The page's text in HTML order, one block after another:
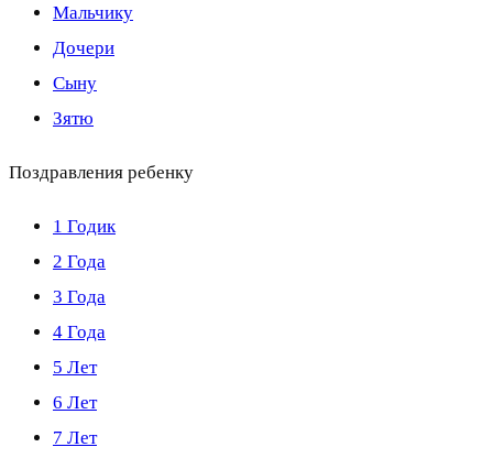
Мальчику
Дочери
Сыну
Зятю
Поздравления ребенку
1 Годик
2 Года
3 Года
4 Года
5 Лет
6 Лет
7 Лет